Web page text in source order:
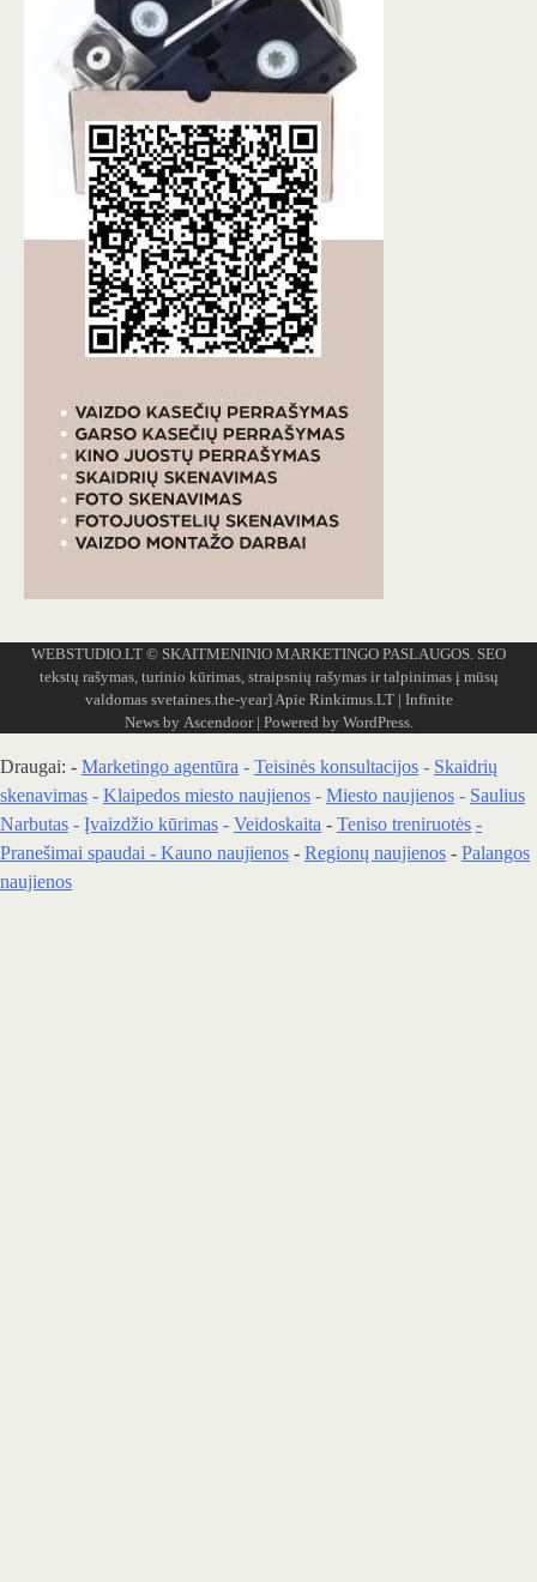
WEBSTUDIO.LT © SKAITMENINIO MARKETINGO PASLAUGOS. SEO
tekstų rašymas, turinio kūrimas, straipsnių rašymas ir talpinimas į mūsų
valdomas svetaines.the-year] Apie Rinkimus.LT| Infinite
News by Ascendoor| Powered by WordPress.
Draugai: - Marketingo agentūra - Teisinės konsultacijos - Skaidrių
skenavimas - Klaipedos miesto naujienos - Miesto naujienos - Saulius
Narbutas - Įvaizdžio kūrimas - Veidoskaita - Teniso treniruotės -
Pranešimai spaudai - Kauno naujienos - Regionų naujienos - Palangos
naujienos